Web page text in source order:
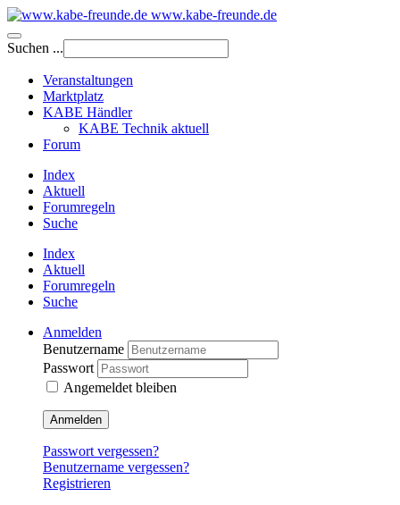
www.kabe-freunde.de
Suchen ...
Veranstaltungen
Marktplatz
KABE Händler
KABE Technik aktuell
Forum
Index
Aktuell
Forumregeln
Suche
Index
Aktuell
Forumregeln
Suche
Anmelden
Benutzername
Passwort
Angemeldet bleiben
Anmelden
Passwort vergessen?
Benutzername vergessen?
Registrieren